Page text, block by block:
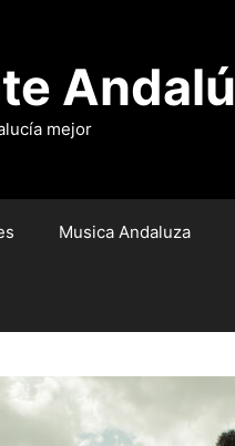
Andalú
mejor
Musica Andaluza